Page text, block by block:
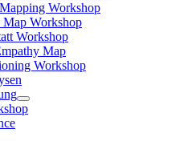
Workshop
Workshop
Workshop
Map
Workshop